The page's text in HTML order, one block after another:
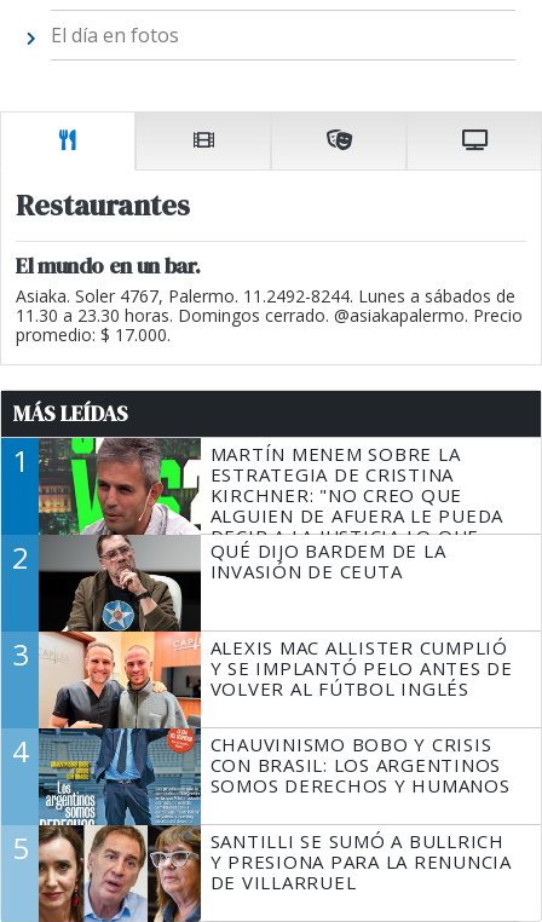
El día en fotos
Restaurantes
El mundo en un bar.
Asiaka. Soler 4767, Palermo. 11.2492-8244. Lunes a sábados de
11.30 a 23.30 horas. Domingos cerrado. @asiakapalermo. Precio
promedio: $ 17.000.
MÁS LEÍDAS
1
MARTÍN MENEM SOBRE LA
ESTRATEGIA DE CRISTINA
KIRCHNER: "NO CREO QUE
ALGUIEN DE AFUERA LE PUEDA
DECIR A LA JUSTICIA LO QUE
TIENE QUE HACER"
2
QUÉ DIJO BARDEM DE LA
INVASIÓN DE CEUTA
3
ALEXIS MAC ALLISTER CUMPLIÓ
Y SE IMPLANTÓ PELO ANTES DE
VOLVER AL FÚTBOL INGLÉS
4
CHAUVINISMO BOBO Y CRISIS
CON BRASIL: LOS ARGENTINOS
SOMOS DERECHOS Y HUMANOS
5
SANTILLI SE SUMÓ A BULLRICH
Y PRESIONA PARA LA RENUNCIA
DE VILLARRUEL